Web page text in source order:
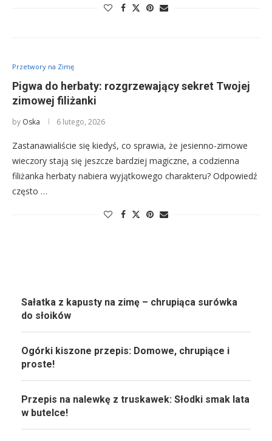
Przetwory na Zimę
Pigwa do herbaty: rozgrzewający sekret Twojej
zimowej filiżanki
by Oska 6 lutego, 2026
Zastanawialiście się kiedyś, co sprawia, że jesienno-zimowe
wieczory stają się jeszcze bardziej magiczne, a codzienna
filiżanka herbaty nabiera wyjątkowego charakteru? Odpowiedź
często …
Sałatka z kapusty na zimę – chrupiąca surówka
do słoików
Ogórki kiszone przepis: Domowe, chrupiące i
proste!
Przepis na nalewkę z truskawek: Słodki smak lata
w butelce!